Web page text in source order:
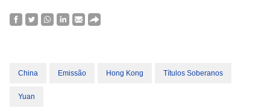
China Emissão Hong Kong Títulos Soberanos
Yuan